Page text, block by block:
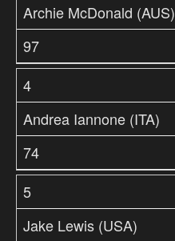
Archie McDonald (AUS)
97
4
Andrea Iannone (ITA)
74
5
Jake Lewis (USA)